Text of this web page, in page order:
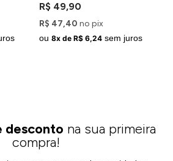
R$ 49,90
R$ 47,40 no pix
ou 8x de R$ 6,24 sem juros
desconto na sua primeira
compra!